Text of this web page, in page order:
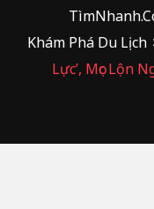
Khám Phá Du Lịch
Lực’, Mọc Lộn